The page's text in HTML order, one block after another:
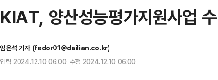
KIAT, 양산성능평가지원사업
임은석 기자 (fedor01@dailian.co.kr)
입력 2024.12.10 06:00 수정 2024.12.10 06:00